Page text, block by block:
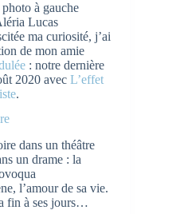
à gauche
Lucas
ma curiosité, j’ai
de mon amie
: notre dernière
2020 avec L’effet
.
dans un théâtre
un drame : la
l’amour de sa vie.
fin à ses jours…